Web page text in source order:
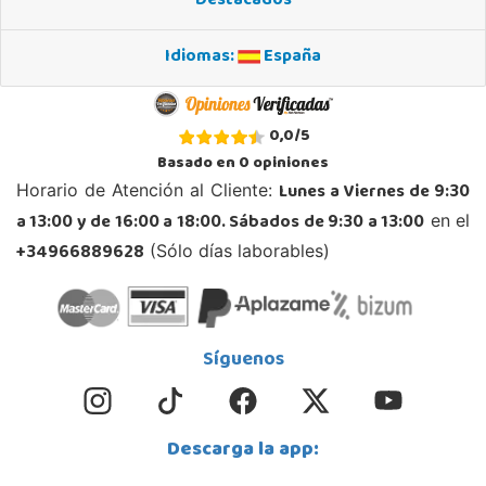
STOCK DISPONIBLE
Juguetilandia Ciudad Real
Ciudad Real
Parque Comercial Puerta del Ave local 5 (Avenida de la ciencia nº9)
13005, Ciudad Real
926 230 093
Localizar Tienda
Juguetilandia Collado Villalba
C/Jade, 8, Centro Empresarial Sierra Norte, P-29
Idiomas:
España
0,0/5
Basado en0opiniones
Horario de Atención al Cliente: Lunes a Viernes de 9:30
a 13:00 y de 16:00 a 18:00. Sábados de 9:30 a 13:00 en el
+34966889628 (Sólo días laborables)
Síguenos
Descarga la app: